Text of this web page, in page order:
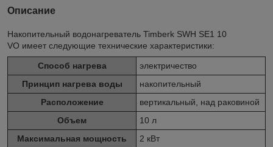
Описание
Накопительный водонагреватель Timberk SWH SE1 10
VO имеет следующие технические характеристики:
Способ нагрева
электричество
Принцип нагрева воды
накопительный
Расположение
вертикальный, над раковиной
Объем
10 л
Максимальная мощность
2 кВт